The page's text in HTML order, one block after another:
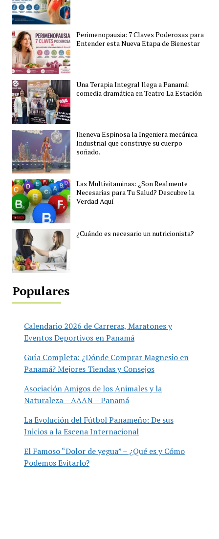
Perimenopausia: 7 Claves Poderosas para
Entender esta Nueva Etapa de Bienestar
Una Terapia Integral llega a Panamá:
comedia dramática en Teatro La Estación
Jheneva Espinosa la Ingeniera mecánica
Industrial que construye su cuerpo
soñado.
Las Multivitaminas: ¿Son Realmente
Necesarias para Tu Salud? Descubre la
Verdad Aquí
¿Cuándo es necesario un nutricionista?
Populares
Calendario 2026 de Carreras, Maratones y
Eventos Deportivos en Panamá
Guía Completa: ¿Dónde Comprar Magnesio en
Panamá? Mejores Tiendas y Consejos
Asociación Amigos de los Animales y la
Naturaleza – AAAN – Panamá
La Evolución del Fútbol Panameño: De sus
Inicios a la Escena Internacional
El Famoso “Dolor de yegua” – ¿Qué es y Cómo
Podemos Evitarlo?